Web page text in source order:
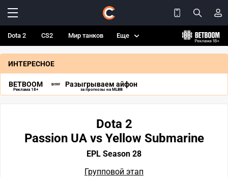
Dota 2 CS2 Мир танков Еще
ИНТЕРЕСНОЕ
BETBOOM
Реклама 18+
Разыгрываем айфон
за прогнозы на MLBB
Dota 2
Passion UA vs Yellow Submarine
EPL Season 28
Групповой этап